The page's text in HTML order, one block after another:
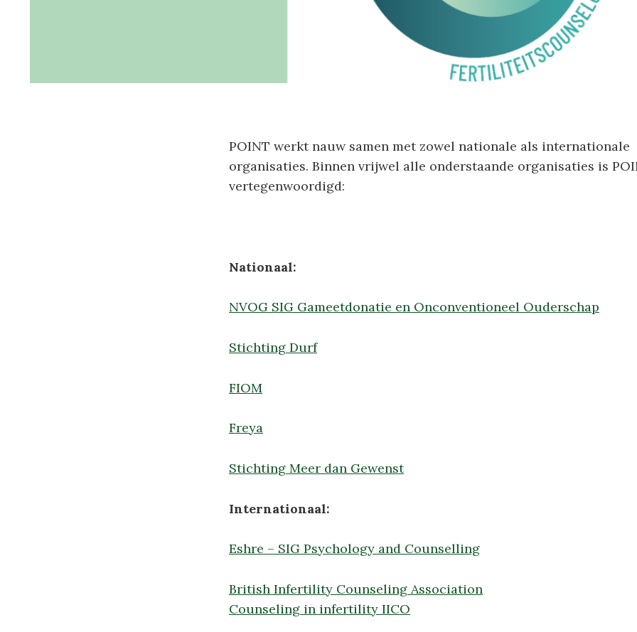
POINT werkt nauw samen met zowel nationale als internationale
organisaties. Binnen vrijwel alle onderstaande organisaties is
vertegenwoordigd:
Nationaal:
NVOG SIG Gameetdonatie en Onconventioneel Ouderschap
Stichting Durf
FIOM
Freya
Stichting Meer dan Gewenst
Internationaal:
Eshre – SIG Psychology and Counselling
British Infertility Counseling Association
Counseling in infertility IICO